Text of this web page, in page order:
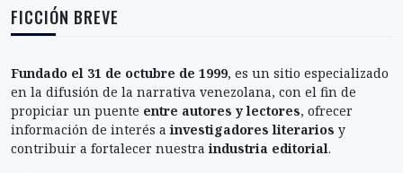
FICCIÓN BREVE
Fundado el 31 de octubre de 1999, es un sitio especializado
en la difusión de la narrativa venezolana, con el fin de
propiciar un puente entre autores y lectores, ofrecer
información de interés ainvestigadores literarios y
contribuir a fortalecer nuestraindustria editorial.